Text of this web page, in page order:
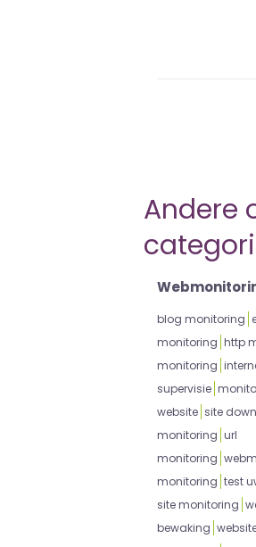
Andere
blog monitoring
monitoring http
monitoring
supervisie
website site down
monitoring url
monitoring
monitoring test
site monitoring
bewaking